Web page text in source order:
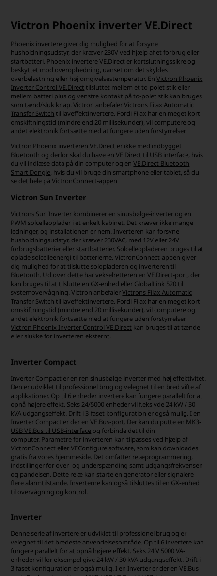
Victron Phoenix inverter VE.Direct
Phoenix invertere giver dig mulighed for at forsyne
husholdningsudstyr, der kræver 230V ved hjælp af et forbrug eller
startbatteri. Phoenix invertere VE.Direct er kortslutningssikre og
beskyttet mod overophedning, uanset om det skyldes
overbelastning eller høj omgivelsestemperatur. EnVictron Phoenix
Inverter Control VE.Direct tilsluttet mellem et to-polet stik eller
mellem batteri plus og venstre kontakt på to-polet stik kan bruges
som tænd/sluk knap. Victron anbefalerVictrons Filax Automatic
Transfer Switch til laveffektinvertere. Fordi Filax har en meget kort
omskiftningstid (mindre end 20 millisekunder), vil computere og
andet elektronik fortsætte med at fungere uden forstyrrelser.
Victron Phoenix inverteren VE.Direct er ikke med indbygget
Bluetooth og derfor skal du have enVE.Direct til USB interface, hvis
du vil indlæse data på din computer og enVE.Direct Bluetooth
Smart Dongle, hvis du vil bruge din smartphone eller tablet, så du
se det hele på VictronConnect-appen
Victron Sun Inverter
Victrons Sun Inverter kombinerer en sinusbølge-inverter og en
PWM solcelleoplader i et enkelt kabinet. Det kræver ikke mange
ledninger, og installationen er nem. Inverteren kan forsyne
husholdningsudstyr, der kræver 230VAC, med 12V eller 24V
forbrugsbatterier eller startbatterier. Solcelleopladeren bruges til at
oplade solcelleenergi til batterierne. VictronConnect-appen giver
dig mulighed for at tilslutte solopladeren og inverteren til
Bluetooth. Ud over dette har vekselretteren en VE.Direct-port, der
kan bruges til at tilslutte en GX-enhed eller GlobalLink 520til
systemovervågning. Victron anbefalerVictrons Filax Automatic
Transfer Switch til laveffektinvertere. Fordi Filax har en meget kort
omskiftningstid (mindre end 20 millisekunder), vil computere og
andet elektronik fortsætte med at fungere uden forstyrrelser.
Victron Phoenix Inverter Control VE.Direct kan bruges til at tænde
eller slukke for inverteren eksternt.
Inverter Compact
Inverter Compact er en ren sinusbølge-inverter med høj effektivitet.
Den er udviklet til professionel brug og velegnet til en bred vifte af
applikationer. Op til 6 enheder invertere kan fungere parallelt for at
opnå højere effekt. Seks 24/5000 enheder vil f.eks yde 24 kW / 30
kVA udgangseffekt. Drift i 3-faset konfiguration er også mulig. I en
Inverter Compact er der en VE.Bus-port. Der kan du putte en MK3-
USB VE.Bus til USB-interface og forbinde det til din
computer. Parametre for inverteren kan tilpasses ved hjælp af
VictronConnect eller VEConfigure software, som kan downloades
gratis fra vores hjemmeside. Det omfatter relæprogrammering,
indstillinger for over- og underspænding samt udgangsfrekvensen
og pandelsen. Dette relæ kan starte en generator eller signalere
flere alarmtilstande. Inverterne kan også tilsluttes til en GX-enhed
til overvågning og kontrol.
Inverter
Denne serie af invertere er udviklet til professionel brug og er
velegnet til det bredeste anvendelsesområde. Op til 6 invertere kan
fungere parallelt for at opnå højere effekt. Seks 24 V 5000 VA-
enheder vil for eksempel give 24 kW / 30 kVA udgangseffekt. Drift i
3-faset konfiguration er også mulig. I en Inverter er der en VE.Bus-